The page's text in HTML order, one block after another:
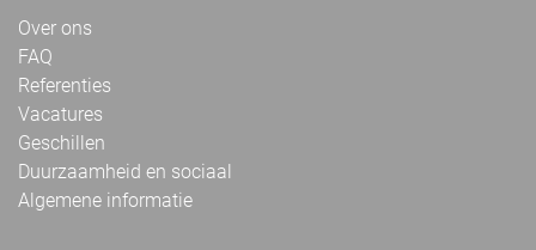
Over ons
FAQ
Referenties
Vacatures
Geschillen
Duurzaamheid en sociaal
Algemene informatie